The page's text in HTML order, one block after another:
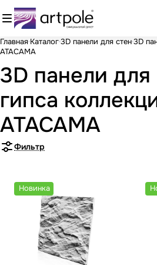
Главная Каталог3D панели для стен3D
ATACAMA
3D панели для
гипса
ATACAMA
Фильтр
Новинка